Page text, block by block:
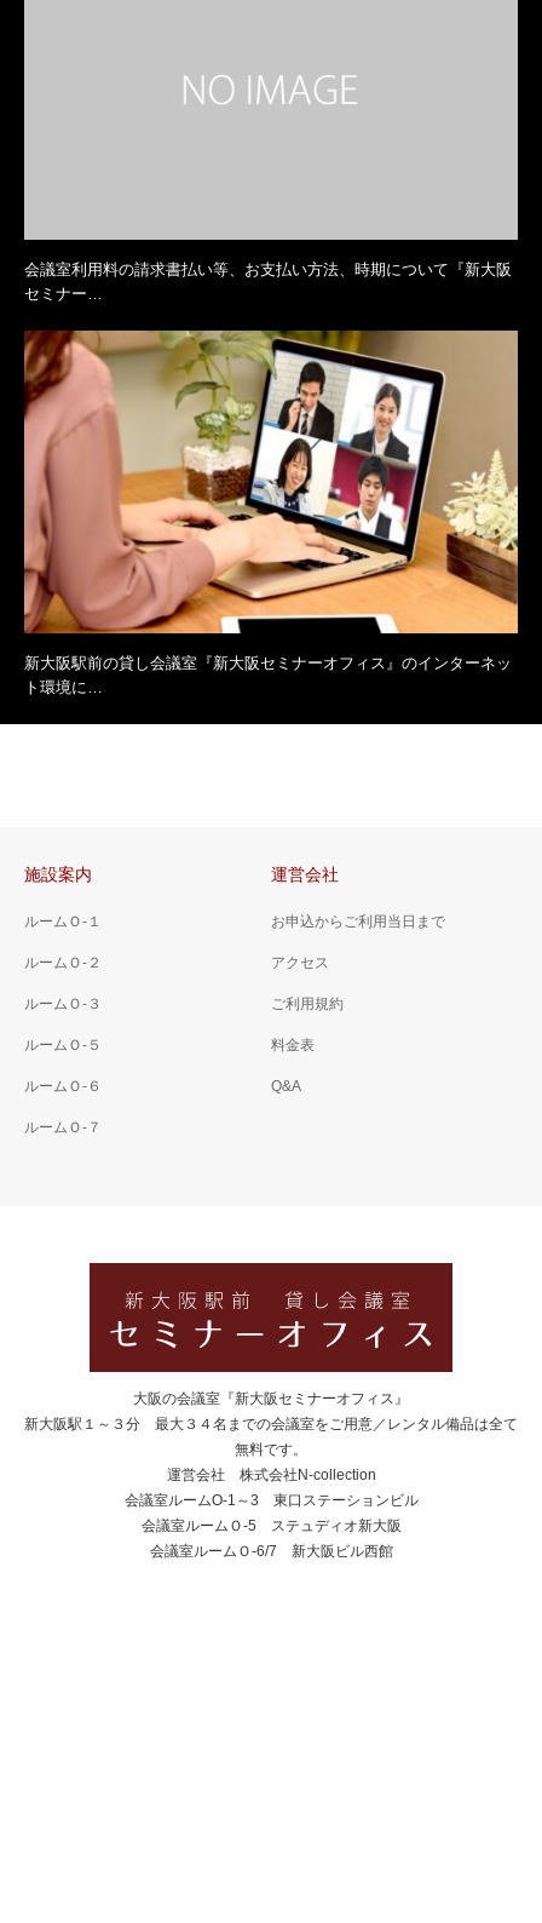
会議室利用料の請求書払い等、お支払い方法、時期について『新大阪
セミナー…
新大阪駅前の貸し会議室『新大阪セミナーオフィス』のインターネッ
ト環境に…
施設案内
ルームＯ-１
ルームＯ-２
ルームＯ-３
ルームＯ-５
ルームＯ-６
ルームＯ-７
運営会社
お申込からご利用当日まで
アクセス
ご利用規約
料金表
Q&A
大阪の会議室『新大阪セミナーオフィス』
新大阪駅１～３分 最大３４名までの会議室をご用意／レンタル備品は全て
無料です。
運営会社 株式会社N-collection
会議室ルームO-1～3 東口ステーションビル
会議室ルームＯ-5 ステュディオ新大阪
会議室ルームＯ-6/7 新大阪ビル西館